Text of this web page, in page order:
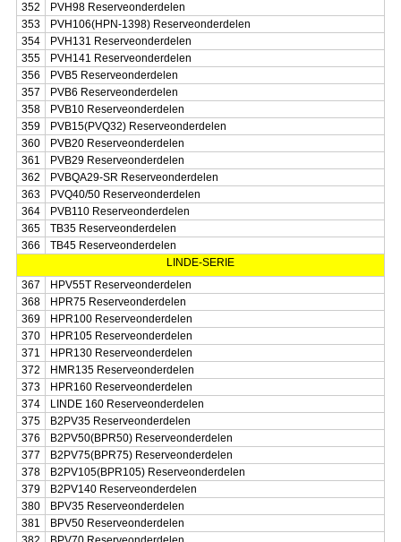
352
PVH98 Reserveonderdelen
353
PVH106(HPN-1398) Reserveonderdelen
354
PVH131 Reserveonderdelen
355
PVH141 Reserveonderdelen
356
PVB5 Reserveonderdelen
357
PVB6 Reserveonderdelen
358
PVB10 Reserveonderdelen
359
PVB15(PVQ32) Reserveonderdelen
360
PVB20 Reserveonderdelen
361
PVB29 Reserveonderdelen
362
PVBQA29-SR Reserveonderdelen
363
PVQ40/50 Reserveonderdelen
364
PVB110 Reserveonderdelen
365
TB35 Reserveonderdelen
366
TB45 Reserveonderdelen
LINDE-SERIE
367
HPV55T Reserveonderdelen
368
HPR75 Reserveonderdelen
369
HPR100 Reserveonderdelen
370
HPR105 Reserveonderdelen
371
HPR130 Reserveonderdelen
372
HMR135 Reserveonderdelen
373
HPR160 Reserveonderdelen
374
LINDE 160 Reserveonderdelen
375
B2PV35 Reserveonderdelen
376
B2PV50(BPR50) Reserveonderdelen
377
B2PV75(BPR75) Reserveonderdelen
378
B2PV105(BPR105) Reserveonderdelen
379
B2PV140 Reserveonderdelen
380
BPV35 Reserveonderdelen
381
BPV50 Reserveonderdelen